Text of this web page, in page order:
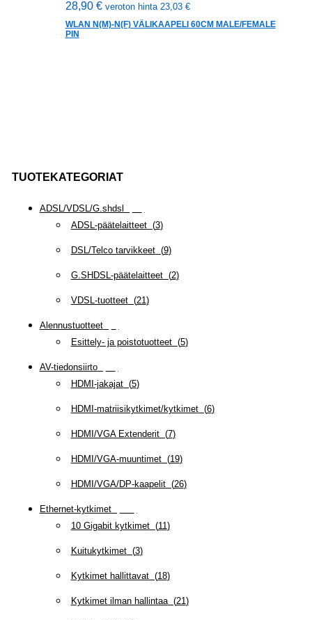
TUOTEKATEGORIAT
ADSL/VDSL/G.shdsl
ADSL-päätelaitteet(3)
DSL/Telco tarvikkeet(9)
G.SHDSL-päätelaitteet(2)
VDSL-tuotteet(21)
Alennustuotteet(
Esittely- ja poistotuotteet(5)
AV-tiedonsiirto(
HDMI-jakajat(5)
HDMI-matriisikytkimet/kytkimet(6)
HDMI/VGA Extenderit(7)
HDMI/VGA-muuntimet(19)
HDMI/VGA/DP-kaapelit(26)
Ethernet-kytkimet(
10 Gigabit kytkimet(11)
Kuitukytkimet(3)
Kytkimet hallittavat(18)
Kytkimet ilman hallintaa(21)
28,90 € veroton hinta 23,03 €
WLAN N(M)-N(F) VÄLIKAAPELI 60CM MALE/FEMALE
PIN